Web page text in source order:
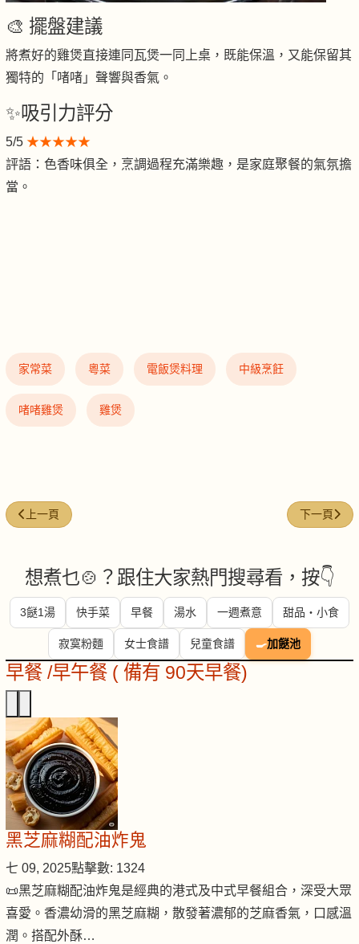
🎨 擺盤建議
將煮好的雞煲直接連同瓦煲一同上桌，既能保溫，又能保留其
獨特的「啫啫」聲響與香氣。
✨吸引力評分
5/5 ★★★★★
評語：色香味俱全，烹調過程充滿樂趣，是家庭聚餐的氣氛擔
當。
家常菜 粵菜 電飯煲料理 中級烹飪
啫啫雞煲 雞煲
上一篇文章: 紅蘿蔔香芋鴨
上一頁 下一篇文章
下一頁
想煮乜🍲？跟住大家熱門搜尋看，按👇
3餸1湯 快手菜 早餐 湯水 一週煮意 甜品・小食
寂寞粉麵 女士食譜 兒童食譜 🍳加餸池
早餐 /早午餐 ( 備有 90天早餐)
黑芝麻糊配油炸鬼
七 09, 2025點擊數: 1324
📜黑芝麻糊配油炸鬼是經典的港式及中式早餐組合，深受大眾
喜愛。香濃幼滑的黑芝麻糊，散發著濃郁的芝麻香氣，口感溫
潤。搭配外酥…